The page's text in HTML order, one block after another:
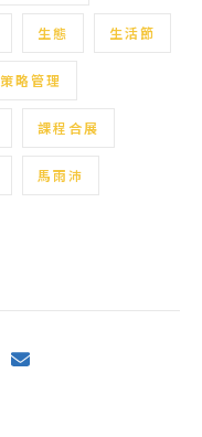
生態 生活節
策略管理
課程合展
馬雨沛